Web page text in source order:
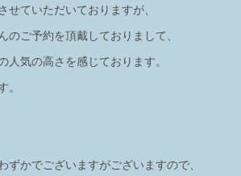
せていただいておりますが、
のご予約を頂戴しておりまして、
人気の高さを感じております。
ずかでございますがございますので、